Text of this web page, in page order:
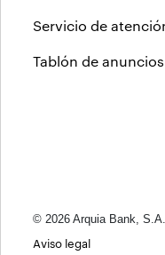
Servicio de
Tablón de anuncios
© 2026 Arquia Bank, S.A.
Aviso legal